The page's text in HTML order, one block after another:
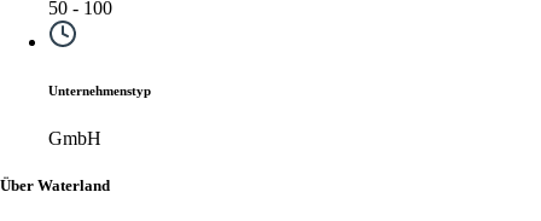
50 - 100
Unternehmenstyp
GmbH
Über Waterland